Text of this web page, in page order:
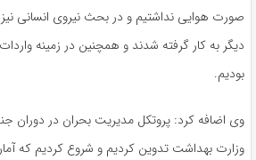
صورت هوایی نداشتیم و در بحث نیروی انسانی
دیگر به کار گرفته شدند و همچنین در زمینه
بودیم.
وی اضافه کرد: پروتکل مدیریت بحران در
وزارت بهداشت تدوین کردیم و شروع کردیم که